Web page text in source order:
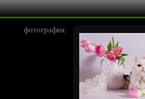
фотография: